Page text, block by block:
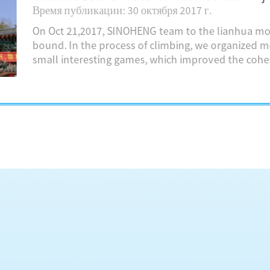
Время публикации: 30 октября 2017 г.
On Oct 21,2017, SINOHENG team to the lianhua
bound. In the process of climbing, we organized
small interesting games, which improved the